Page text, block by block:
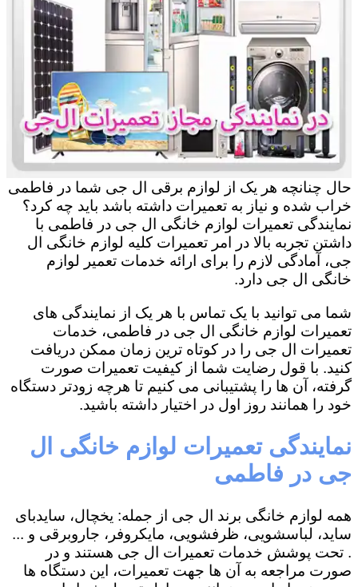
حال چنانچه هر یک از لوازم برقی ال جی شما در فاطمی
خراب شده و نیاز به تعمیرات داشته باشد باید چه کرد؟
نمایندگی تعمیرات لوازم خانگی ال جی در فاطمی با
داشتن تجربه بالا در امر تعمیرات کلیه لوازم خانگی ال
جی، آمادگی لازم را برای ارائه خدمات تعمیر لوازم
خانگی ال جی دارد.
شما می توانید با یک تماس با هر یک از نمایندگی های
تعمیرات لوازم خانگی ال جی در فاطمی، خدمات
تعمیرات ال جی را در کوتاه ترین زمان ممکن دریافت
کنید. با قول رضایت شما از کیفیت تعمیرات صورت
گرفته، آن ها را پشتیبانی می کنیم تا هرچه زودتر دستگاه
خود را همانند روز اول در اختیار داشته باشید.
نمایندگی تعمیرات لوازم خانگی ال
جی در فاطمی
همه لوازم خانگی برند ال جی از جمله: یخچال، سایدبای
ساید، لباسشویی، ظرفشویی، مایکروفر، جاروبرقی و ...
. تحت پوشش خدمات تعمیرات ال جی هستند و در
صورت مراجعه به آن ها جهت تعمیرات، این دستگاه ها